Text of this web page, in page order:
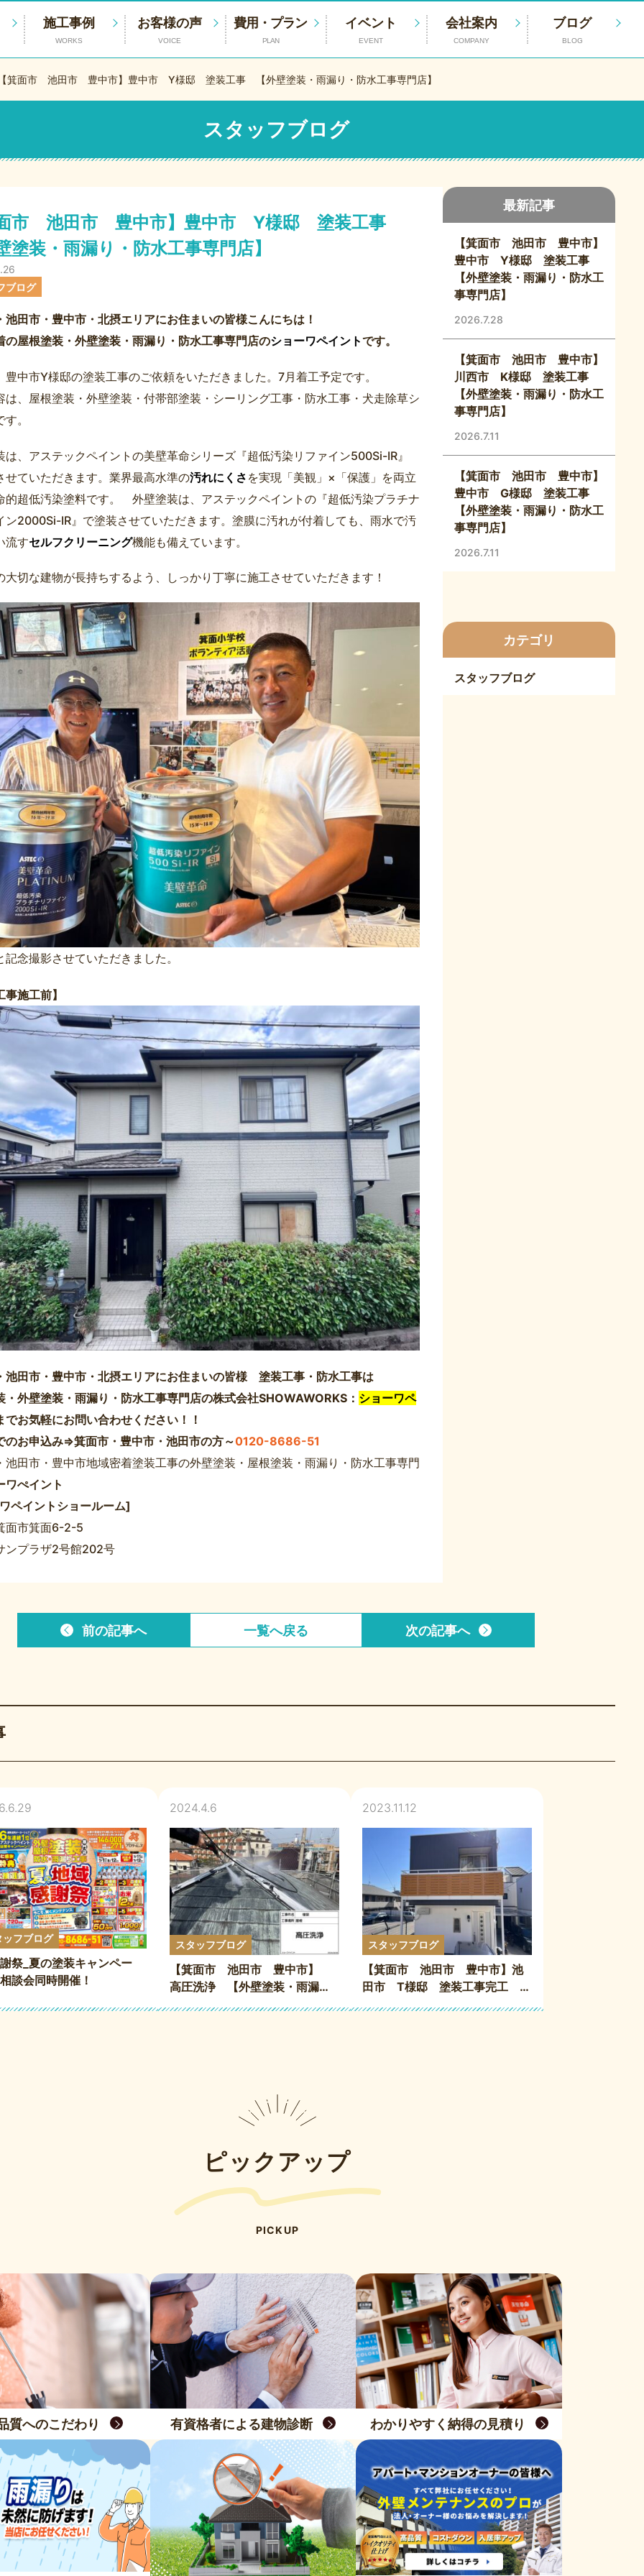
施工事例
WORKS
お客様の声
VOICE
費用・プラン
PLAN
イベント
EVENT
会社案内
COMPANY
ブログ
BLOG
箕面市 池田市 豊中市】豊中市 Y様邸 塗装工事 【外壁塗装・雨漏り・防水工事専門店】
スタッフブログ
市 池田市 豊中市】豊中市 Y様邸 塗装工事
塗装・雨漏り・防水工事専門店】
ブログ
池田市・豊中市・北摂エリアにお住まいの皆様こんにちは！
の屋根塗装・外壁塗装・雨漏り・防水工事専門店のショーワペイントです。
豊中市Y様邸の塗装工事のご依頼をいただきました。7月着工予定です。
は、屋根塗装・外壁塗装・付帯部塗装・シーリング工事・防水工事・犬走除草シ
。
は、アステックペイントの美壁革命シリーズ『超低汚染リファイン500Si-IR』
せていただきます。業界最高水準の汚れにくさ を実現「美観」×「保護」を両立
的超低汚染塗料です。 外壁塗装は、アステックペイントの『超低汚染プラチナ
ン2000Si-IR』で塗装させていただきます。塗膜に汚れが付着しても、雨水で汚
流すセルフクリーニング機能も備えています。
大切な建物が長持ちするよう、しっかり丁寧に施工させていただきます！
記念撮影させていただきました。
施工前】
池田市・豊中市・北摂エリアにお住まいの皆様 塗装工事・防水工事は
・外壁塗装・雨漏り・防水工事専門店の株式会社SHOWAWORKS： ショーワペ
でお気軽にお問い合わせください！！
のお申込み⇒箕面市・豊中市・池田市の方～0120-8686-51
池田市・豊中市地域密着塗装工事の外壁塗装・屋根塗装・雨漏り・防水工事専門
ワぺイント
ペイントショールーム]
面市箕面6-2-5
ンプラザ2号館202号
最新記事
【箕面市 池田市 豊中市】
豊中市 Y様邸 塗装工事
【外壁塗装・雨漏り・防水工
事専門店】
2026.7.28
【箕面市 池田市 豊中市】
川西市 K様邸 塗装工事
【外壁塗装・雨漏り・防水工
事専門店】
2026.7.11
【箕面市 池田市 豊中市】
豊中市 G様邸 塗装工事
【外壁塗装・雨漏り・防水工
事専門店】
2026.7.11
カテゴリ
スタッフブログ
前の記事へ 一覧へ戻る 次の記事へ
ッフブログ
祭_夏の塗装キャンペー
談会同時開催！
2024.4.6
スタッフブログ
【箕面市 池田市 豊中市】
高圧洗浄 【外壁塗装・雨漏
2023.11.12
スタッフブログ
【箕面市 池田市 豊中市】池
田市 T様邸 塗装工事完工
ピックアップ
PICKUP
質へのこだわり 有資格者による建物診断 わかりやすく納得の見積り